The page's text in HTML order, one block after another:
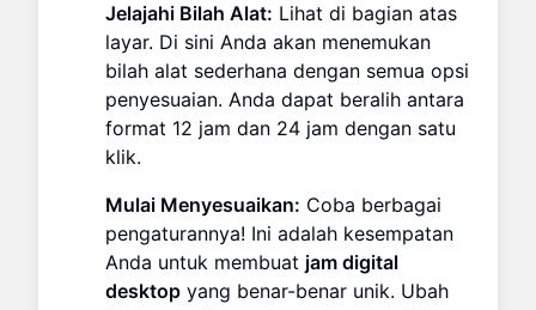
Jelajahi Bilah Alat: Lihat di bagian atas
layar. Di sini Anda akan menemukan
bilah alat sederhana dengan semua opsi
penyesuaian. Anda dapat beralih antara
format 12 jam dan 24 jam dengan satu
klik.
Mulai Menyesuaikan: Coba berbagai
pengaturannya! Ini adalah kesempatan
Anda untuk membuat jam digital
desktop yang benar-benar unik. Ubah